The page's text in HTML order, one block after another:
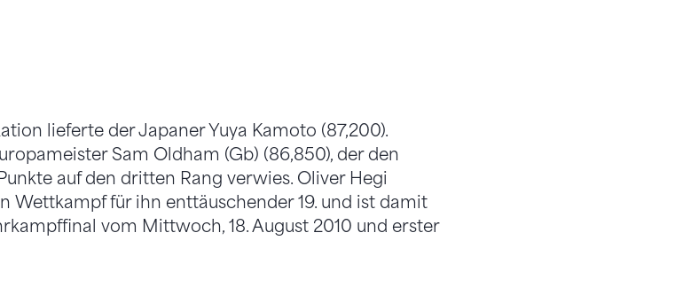
lieferte der Japaner Yuya Kamoto (87,200).
Sam Oldham (Gb) (86,850), der den
auf den dritten Rang verwies. Oliver Hegi
Wettkampf für ihn enttäuschender 19. und ist damit
vom Mittwoch, 18. August 2010 und erster